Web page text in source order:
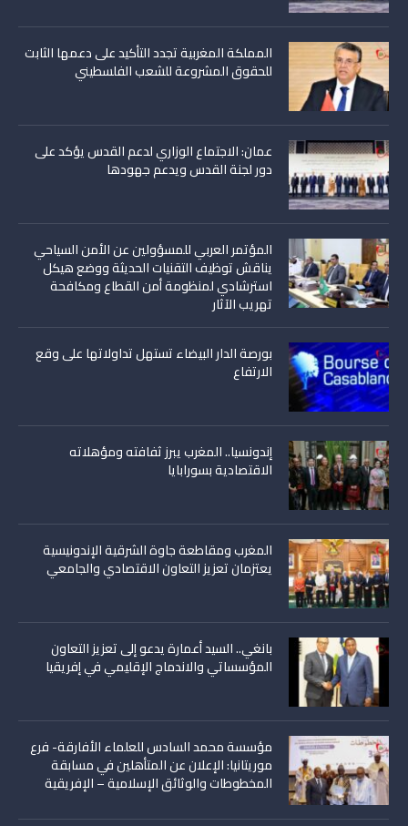
المملكة المغربية تجدد التأكيد على دعمها الثابت
للحقوق المشروعة للشعب الفلسطيني
عمان: الاجتماع الوزاري لدعم القدس يؤكد على
دور لجنة القدس ويدعم جهودها
المؤتمر العربي للمسؤولين عن الأمن السياحي
يناقش توظيف التقنيات الحديثة ووضع هيكل
استرشادي لمنظومة أمن القطاع ومكافحة
تهريب الآثار
بورصة الدار البيضاء تستهل تداولاتها على وقع
الارتفاع
إندونسيا.. المغرب يبرز ثفافته ومؤهلاته
الاقتصادية بسورابايا
المغرب ومقاطعة جاوة الشرقية الإندونيسية
يعتزمان تعزيز التعاون الاقتصادي والجامعي
بانغي.. السيد أعمارة يدعو إلى تعزيز التعاون
المؤسساتي والاندماج الإقليمي في إفريقيا
مؤسسة محمد السادس للعلماء الأفارقة- فرع
موريتانيا: الإعلان عن المتأهلين في مسابقة
المخطوطات والوثائق الإسلامية – الإفريقية